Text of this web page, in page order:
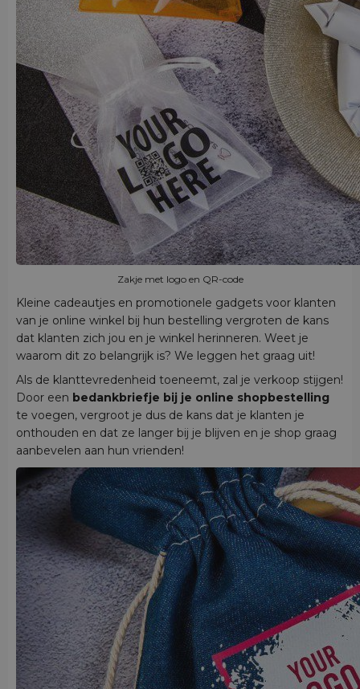
Zakje met logo en QR-code
Kleine cadeautjes en promotionele gadgets voor klanten
van je online winkel bij hun bestelling vergroten de kans
dat klanten zich jou en je winkel herinneren. Weet je
waarom dit zo belangrijk is? We leggen het graag uit!
Als de klanttevredenheid toeneemt, zal je verkoop stijgen!
Door een bedankbriefje bij je online shopbestelling
te voegen, vergroot je dus de kans dat je klanten je
onthouden en dat ze langer bij je blijven en je shop graag
aanbevelen aan hun vrienden!